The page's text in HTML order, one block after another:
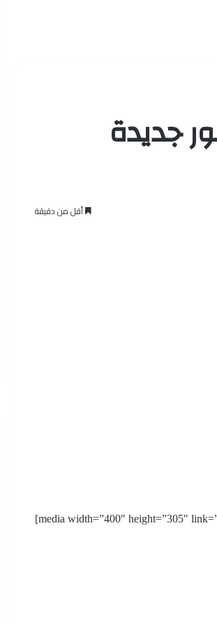
جديدة
أقل من دقيقة
[media width=”400″ height=”305″